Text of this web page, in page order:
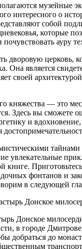
музейные
интересного о
собой
которые
ауру
дворовую церковь,
Она является
своей
княжества — это
Здесь вы сможете
и
увлекательные
книге.
фонтанов и
в следующей
Донское
Донское
в городе
добраться до